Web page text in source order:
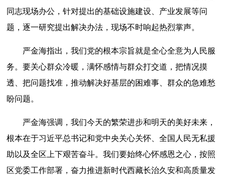
同志现场办公，针对提出的基础设施建设、产业发展等问
题，逐一研究提出解决办法，现场不时响起热烈掌声。
严金海指出，我们党的根本宗旨就是全心全意为人民服
务。要关心群众冷暖，满怀感情与群众打交道，把情况摸
透、把问题找准，推动解决好基层的困难事、群众的急难愁
盼问题。
严金海强调，我们今天的繁荣进步和明天的美好未来，
根本在于习近平总书记和党中央关心关怀、全国人民无私援
助以及全区上下艰苦奋斗。我们要始终心怀感恩之心，按照
区党委工作部署，奋力推进新时代西藏长治久安和高质量发